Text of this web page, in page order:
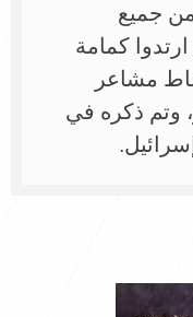
جميع
كمامة
مشاعر
وتم ذكره في